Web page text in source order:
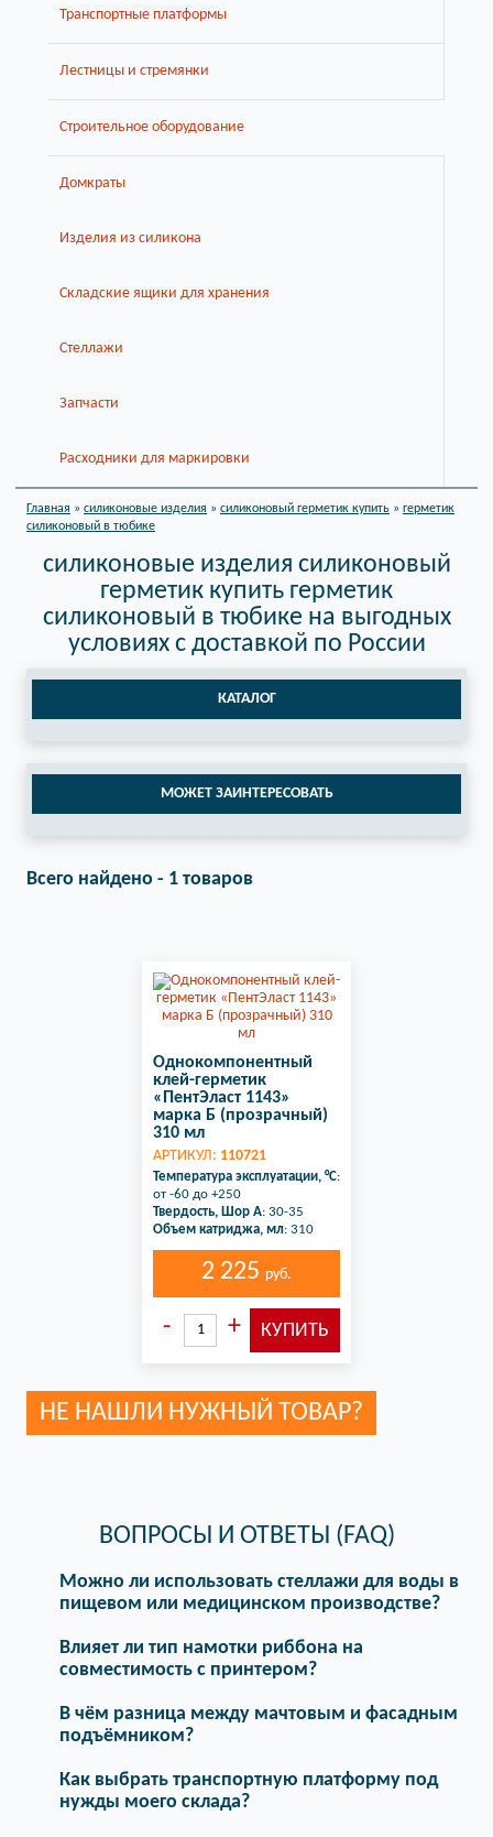
Транспортные платформы
Лестницы и стремянки
Строительное оборудование
Домкраты
Изделия из силикона
Складские ящики для хранения
Стеллажи
Запчасти
Расходники для маркировки
Главная » силиконовые изделия » силиконовый герметик купить » герметик
силиконовый в тюбике
силиконовые изделия силиконовый
герметик купить герметик
силиконовый в тюбике на выгодных
условиях с доставкой по России
КАТАЛОГ
МОЖЕТ ЗАИНТЕРЕСОВАТЬ
Всего найдено - 1 товаров
Однокомпонентный
клей-герметик
«ПентЭласт 1143»
марка Б (прозрачный)
310 мл
АРТИКУЛ: 110721
Температура эксплуатации, °C:
от -60 до +250
Твердость, Шор А: 30-35
Объем катриджа, мл: 310
2 225 руб.
НЕ НАШЛИ НУЖНЫЙ ТОВАР?
ВОПРОСЫ И ОТВЕТЫ (FAQ)
Можно ли использовать стеллажи для воды в
пищевом или медицинском производстве?
Влияет ли тип намотки риббона на
совместимость с принтером?
В чём разница между мачтовым и фасадным
подъёмником?
Как выбрать транспортную платформу под
нужды моего склада?